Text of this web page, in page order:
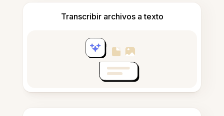
Transcribir archivos a texto